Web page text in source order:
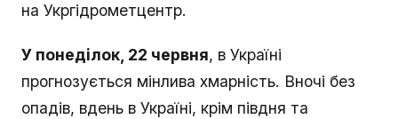
на Укргідрометцентр.
У понеділок, 22 червня, в Україні
прогнозується мінлива хмарність. Вночі без
опадів, вдень в Україні, крім півдня та